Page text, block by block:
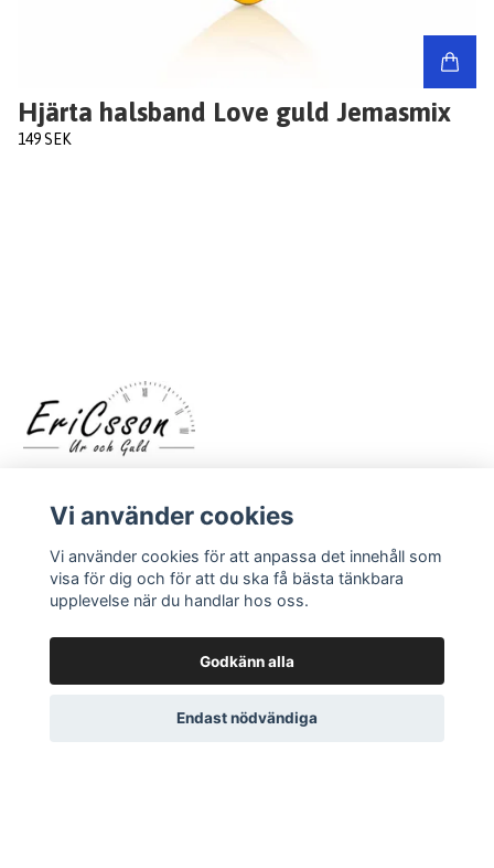
Hjärta halsband Love guld Jemasmix
149 SEK
LÄS MER
Kontakt
Om oss
Vi använder cookies
Vi använder cookies för att anpassa det innehåll som
visa för dig och för att du ska få bästa tänkbara
upplevelse när du handlar hos oss.
Godkänn alla
Endast nödvändiga